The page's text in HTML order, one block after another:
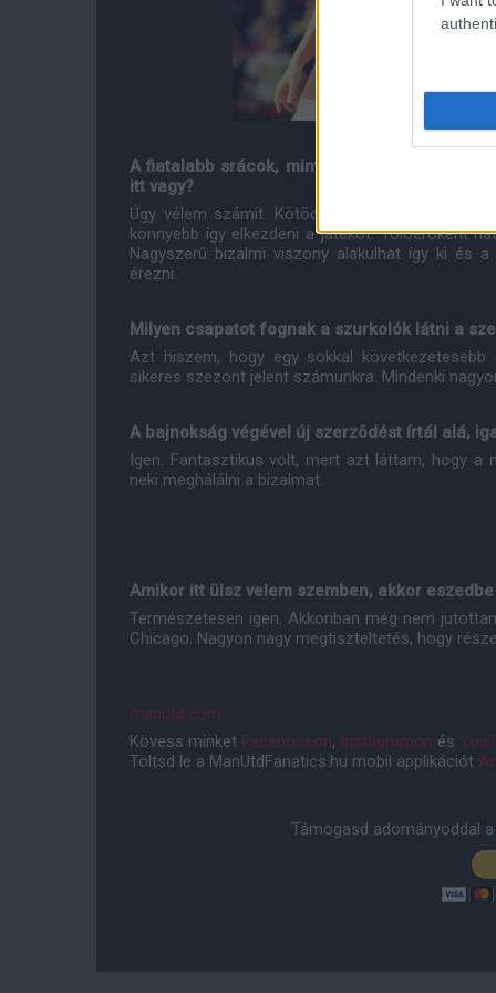
A fiatalabb srácok, mint Paddy vagy Tyler
itt vagy?
Úgy vélem számít. Kötõdünk egymáshoz mióta
könnyebb így elkezdeni a játékot. Tolóerõként
Nagyszerû bizalmi viszony alakulhat így ki és
érezni.
Milyen csapatot fognak a szurkolók látni a
Azt hiszem, hogy egy sokkal
sikeres szezont jelent számunkra. Mindenki
A bajnokság végével új szerzõdést írtál alá,
Igen. Fantasztikus volt, mert azt láttam, hogy a
neki meghálálni a bizalmat.
Amikor itt ülsz velem szemben, akkor
Természetesen igen. Akkoriban még nem
Chicago. Nagyon nagy megtiszteltetés, hogy
manutd.com
Kövess minket Facebookon, Instagramon és
Töltsd le a ManUtdFanatics.hu mobil applikációt
Támogasd adományoddal